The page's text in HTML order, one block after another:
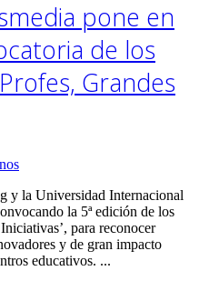
pone en
de los
Grandes
y la Universidad Internacional
la 5ª edición de los
para reconocer
y de gran impacto
educativos. ...